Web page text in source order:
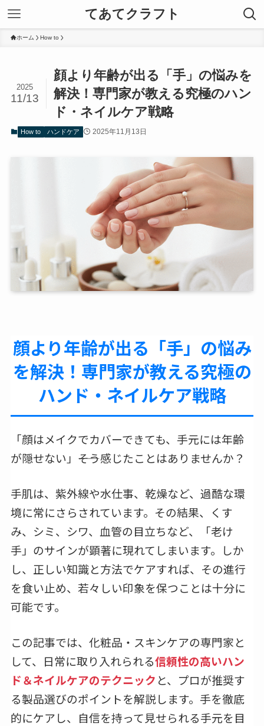
てあてクラフト
ホーム How to
顔より年齢が出る「手」の悩みを
解決！専門家が教える究極のハン
ド・ネイルケア戦略
2025
11/13
How to ハンドケア 2025年11月13日
顔より年齢が出る「手」の悩み
を解決！専門家が教える究極の
ハンド・ネイルケア戦略
「顔はメイクでカバーできても、手元には年齢
が隠せない」――そう感じたことはありませんか？
手肌は、紫外線や水仕事、乾燥など、過酷な環
境に常にさらされています。その結果、くす
み、シミ、シワ、血管の目立ちなど、「老け
手」のサインが顕著に現れてしまいます。しか
し、正しい知識と方法でケアすれば、その進行
を食い止め、若々しい印象を保つことは十分に
可能です。
この記事では、化粧品・スキンケアの専門家と
して、日常に取り入れられる信頼性の高いハン
ド＆ネイルケアのテクニック と、プロが推奨す
る製品選びのポイントを解説します。手を徹底
的にケアし、自信を持って見せられる手元を目